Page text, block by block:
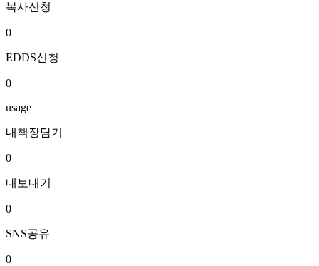
복사신청
0
EDDS신청
0
usage
내책장담기
0
내보내기
0
SNS공유
0